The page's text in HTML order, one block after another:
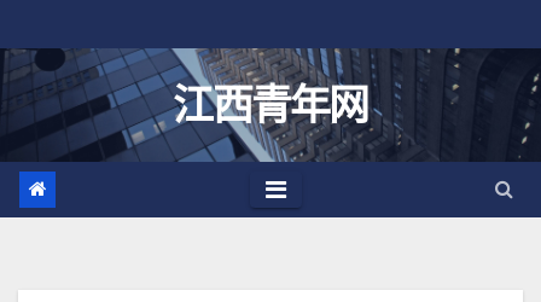
至
江西青年网